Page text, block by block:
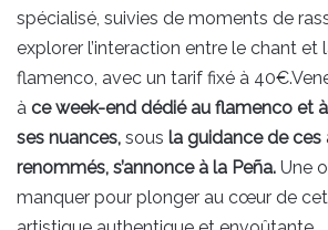
spécialisé, suivies de moments de
explorer l’interaction entre le chant et
flamenco, avec un tarif fixé à
à ce week-end dédié au flamenco et
ses nuances, sous la guidance de ces
renommés, s’annonce à la Peña. Une
manquer pour plonger au cœur de